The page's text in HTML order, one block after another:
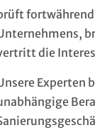
die
Experten